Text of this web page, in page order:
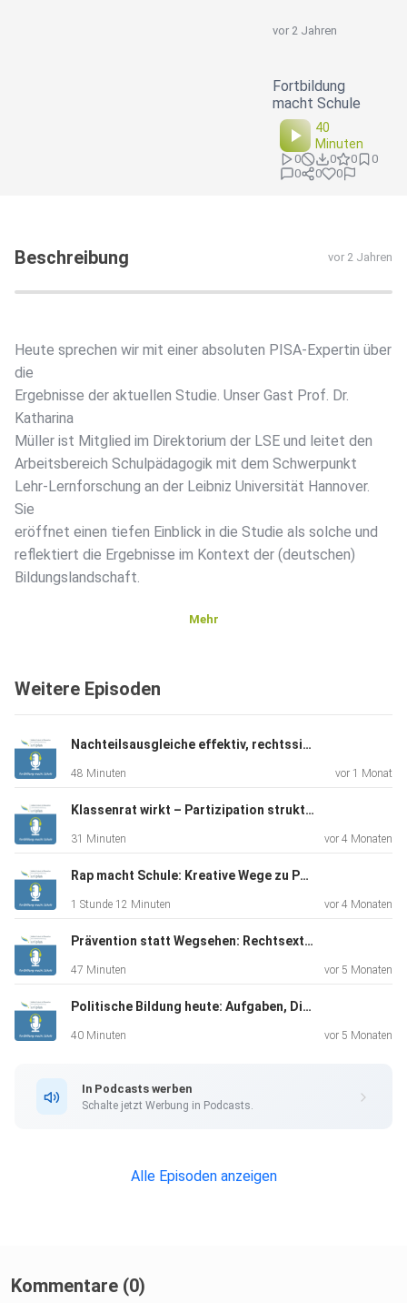
vor 2 Jahren
Fortbildung
macht Schule
40
Minuten
0 0 0
0
0
0 0
Beschreibung vor 2 Jahren
Heute sprechen wir mit einer absoluten PISA-Expertin über
die
Ergebnisse der aktuellen Studie. Unser Gast Prof. Dr.
Katharina
Müller ist Mitglied im Direktorium der LSE und leitet den
Arbeitsbereich Schulpädagogik mit dem Schwerpunkt
Lehr-Lernforschung an der Leibniz Universität Hannover.
Sie
eröffnet einen tiefen Einblick in die Studie als solche und
reflektiert die Ergebnisse im Kontext der (deutschen)
Bildungslandschaft.
(01:06) Vorstellung Prof. Dr. Müller
Mehr
Weitere Episoden
Nachteilsausgleiche effektiv, rechtssicher und fair gestalten
48 Minuten vor 1 Monat
Klassenrat wirkt – Partizipation strukturieren (Demokratiebildung 4/4)
31 Minuten vor 4 Monaten
Rap macht Schule: Kreative Wege zu Partizipation und Selbstwirksamkeit (Demokratiebildung 3/4)
1 Stunde 12 Minuten vor 4 Monaten
Prävention statt Wegsehen: Rechtsextremismus in der Schule begegnen (Demokratiebildung 2/4)
47 Minuten vor 5 Monaten
Politische Bildung heute: Aufgaben, Didaktik, Praxisimpulse (Demokratiebildung 1/4)
40 Minuten vor 5 Monaten
In Podcasts werben
Schalte jetzt Werbung in Podcasts.
Alle Episoden anzeigen
Kommentare (0)